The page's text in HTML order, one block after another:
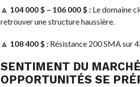
🔼 104 000 $ – 106 000 $ : Le domaine
retrouver une structure haussière.
🔼 108 400 $ : Résistance 200 SMA sur
SENTIMENT DU
OPPORTUNITÉS SE